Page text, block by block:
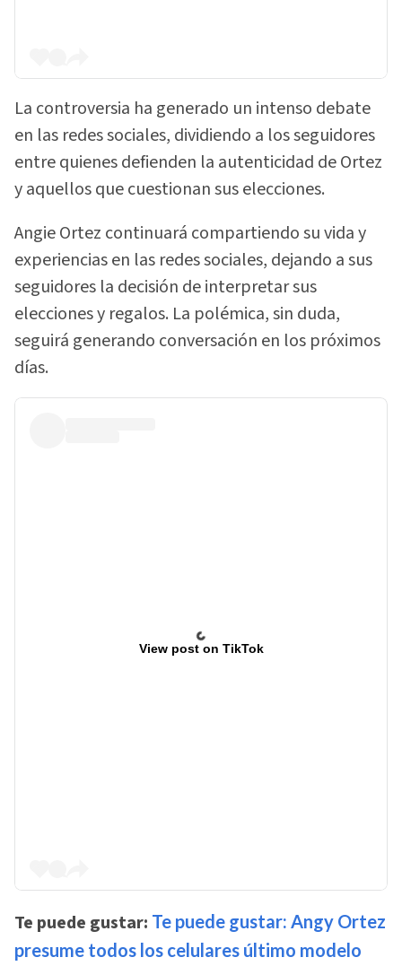
La controversia ha generado un intenso debate
en las redes sociales, dividiendo a los seguidores
entre quienes defienden la autenticidad de Ortez
y aquellos que cuestionan sus elecciones.
Angie Ortez continuará compartiendo su vida y
experiencias en las redes sociales, dejando a sus
seguidores la decisión de interpretar sus
elecciones y regalos. La polémica, sin duda,
seguirá generando conversación en los próximos
días.
View post on TikTok
Te puede gustar: Te puede gustar: Angy Ortez
presume todos los celulares último modelo